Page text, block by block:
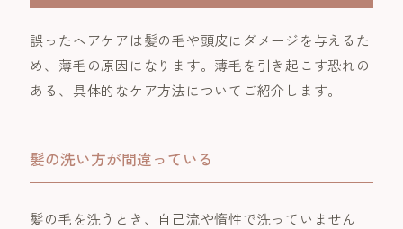
誤ったヘアケアは髪の毛や頭皮にダメージを与えるた
め、薄毛の原因になります。薄毛を引き起こす恐れの
ある、具体的なケア方法についてご紹介します。
髪の洗い方が間違っている
髪の毛を洗うとき、自己流や惰性で洗っていません